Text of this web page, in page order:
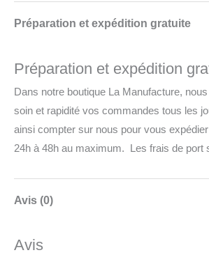
Préparation et expédition gratuite
Préparation et expédition
Dans notre boutique La Manufacture,
soin et rapidité vos commandes tous les
ainsi compter sur nous pour vous
24h à 48h au maximum. Les frais de port
Avis (0)
Avis